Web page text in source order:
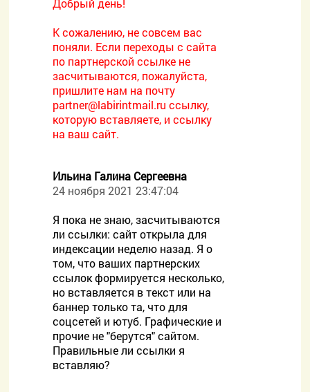
Добрый день!
К сожалению, не совсем вас
поняли. Если переходы с сайта
по партнерской ссылке не
засчитываются, пожалуйста,
пришлите нам на почту
partner@labirintmail.ru ссылку,
которую вставляете, и ссылку
на ваш сайт.
Ильина Галина Сергеевна
24 ноября 2021 23:47:04
Я пока не знаю, засчитываются
ли ссылки: сайт открыла для
индексации неделю назад. Я о
том, что ваших партнерских
ссылок формируется несколько,
но вставляется в текст или на
баннер только та, что для
соцсетей и ютуб. Графические и
прочие не "берутся" сайтом.
Правильные ли ссылки я
вставляю?